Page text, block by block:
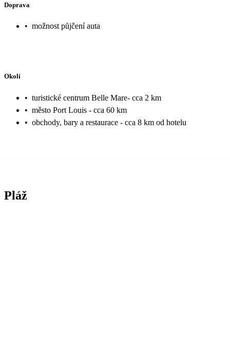
Doprava
• možnost půjčení auta
Okolí
• turistické centrum Belle Mare- cca 2 km
• město Port Louis - cca 60 km
• obchody, bary a restaurace - cca 8 km od hotelu
Pláž